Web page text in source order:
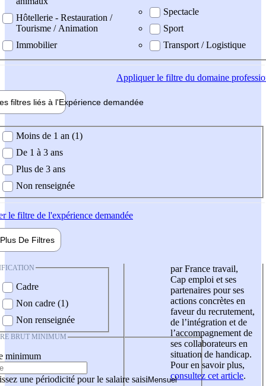
Hôtellerie - Restauration /
Tourisme / Animation
Immobilier
Spectacle
Sport
Transport / Logistique
Appliquerle filtre du domaine
filtres liés à l'Expérience demandée
demandée
Moins de 1 an (1)
De 1 à 3 ans
Plus de 3 ans
Non renseignée
le filtre de l'expérience demandée
Plus De Filtres
Cadre
Non cadre (1)
Non renseignée
BRUT MINIMUM
minimum
une périodicité pour le salaire saisi
par France travail,
Cap emploi et ses
partenaires pour ses
actions concrètes en
faveur du recrutement,
de l’intégration et de
l’accompagnement de
ses collaborateurs en
situation de handicap.
Pour en savoir plus,
consultez cet article.